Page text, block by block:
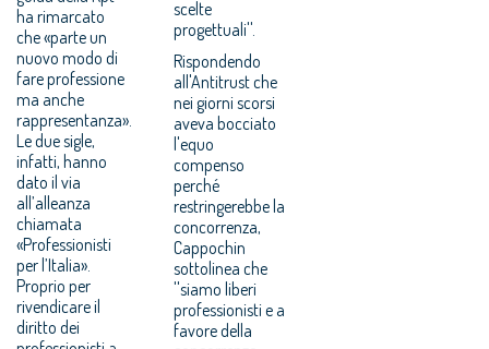
ha rimarcato
che «parte un
nuovo modo di
fare professione
ma anche
rappresentanza».
Le due sigle,
infatti, hanno
dato il via
all’alleanza
chiamata
«Professionisti
per l’Italia».
Proprio per
rivendicare il
diritto dei
scelte
progettuali''.
Rispondendo
all'Antitrust che
nei giorni scorsi
aveva bocciato
l'equo
compenso
perché
restringerebbe la
concorrenza,
Cappochin
sottolinea che
''siamo liberi
professionisti e a
favore della